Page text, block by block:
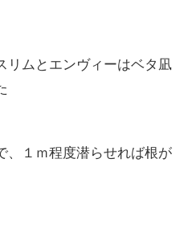
リムとエンヴィーはベタ凪
、１ｍ程度潜らせれば根が